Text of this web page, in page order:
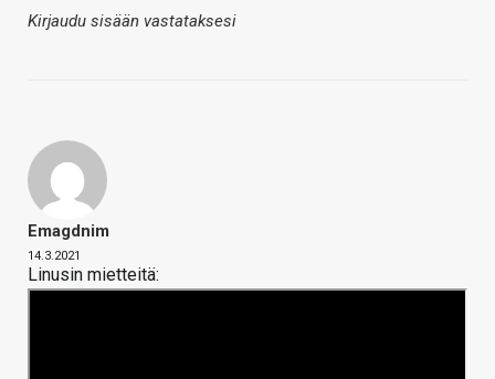
Kirjaudu sisään vastataksesi
Emagdnim
14.3.2021
Linusin mietteitä: